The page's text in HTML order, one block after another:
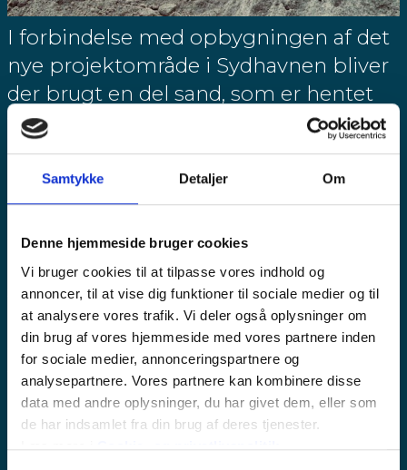
Samtykke Detaljer Om
Denne hjemmeside bruger cookies
Vi bruger cookies til at tilpasse vores indhold og
annoncer, til at vise dig funktioner til sociale medier og til
at analysere vores trafik. Vi deler også oplysninger om
din brug af vores hjemmeside med vores partnere inden
for sociale medier, annonceringspartnere og
analysepartnere. Vores partnere kan kombinere disse
data med andre oplysninger, du har givet dem, eller som
de har indsamlet fra din brug af deres tjenester.
Læs mere iCookie- og privatlivspolitik.
I forbindelse med opbygningen af det
nye projektområde i Sydhavnen bliver
der brugt en del sand, som er hentet
fra Faxe Bugt. Som et lokalt islæt vil MT
Højgaard i den kommende tid også
hente sand fra Rønne Banke til
opfyldning. Det har ikke været muligt
at bruge al sandet til opfyldning fra
Rønne Banke, da tilladelser til brug af
sand kun gør det muligt at bruge det
lokale sand ved det øverste lag på
opfyldningen. Men fra uge 10 vil sand
fra Rønne Banke også blive hentet til
projektet.
”Selvom vi rigtig gerne vil bruge lokale